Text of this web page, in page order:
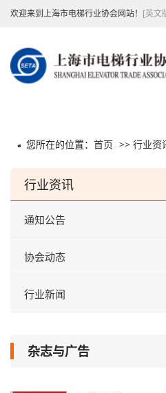
欢迎来到上海市电梯行业协会网站！ [英文
您所在的位置： 首页 >> 行业资
行业资讯
通知公告
协会动态
行业新闻
杂志与广告